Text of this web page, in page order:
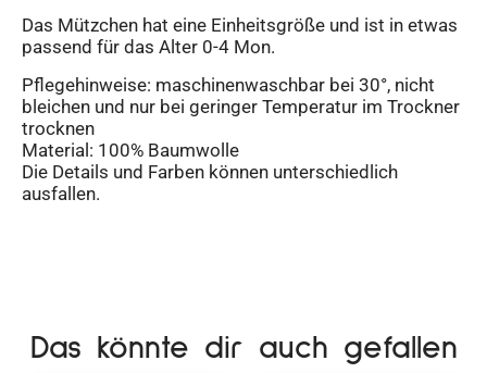
Das Mützchen hat eine Einheitsgröße und ist in etwas
passend für das Alter 0-4 Mon.
Pflegehinweise: maschinenwaschbar bei 30°, nicht
bleichen und nur bei geringer Temperatur im Trockner
trocknen
Material: 100% Baumwolle
Die Details und Farben können unterschiedlich
ausfallen.
Das könnte dir auch gefallen